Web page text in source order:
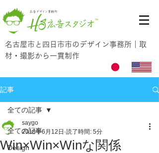
名古屋市と四日市市のデザイン事務所｜取
材・撮影から一貫制作
記事
全ての記事
Design
全ての記事
Win×Win×Winな関係
saygo
2018年6月12日 読了時間: 5分